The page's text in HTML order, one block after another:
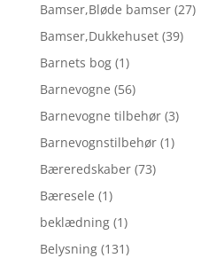
Bamser,Bløde bamser (27)
Bamser,Dukkehuset (39)
Barnets bog (1)
Barnevogne (56)
Barnevogne tilbehør (3)
Barnevognstilbehør (1)
Bæreredskaber (73)
Bæresele (1)
beklædning (1)
Belysning (131)